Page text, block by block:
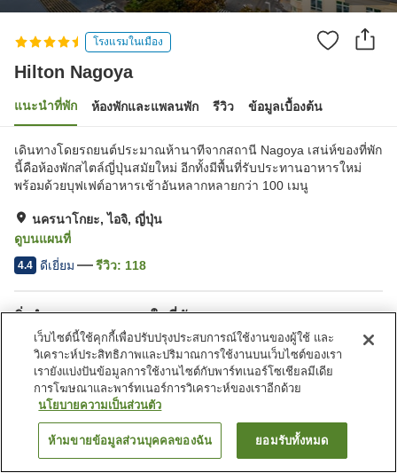
โรงแรมในเมือง
Hilton Nagoya
แนะนำที่พัก ห้องพักและแพลนพัก รีวิว ข้อมูลเบื้องต้น
เดินทางโดยรถยนต์ประมาณห้านาทีจากสถานี Nagoya เสน่ห์ของที่พัก
นี้คือห้องพักสไตล์ญี่ปุ่นสมัยใหม่ อีกทั้งมีพื้นที่รับประทานอาหารใหม่
พร้อมด้วยบุฟเฟต์อาหารเช้าอันหลากหลายกว่า 100 เมนู
นครนาโกยะ, ไอจิ, ญี่ปุ่น
ดูบนแผนที่
4.4 ดีเยี่ยม รีวิว: 118
สิ่งอำนวยความสะดวกในที่พัก
Wi-Fi
เดินห้านาทีถึงสถานี
ซาวน่า
ฟิตเนสยิม/ฟิตเนสคลับ
หน้าแรก ญี่ปุ่น ไอจิ
ค้นหาห้องพัก
เว็บไซต์นี้ใช้คุกกี้เพื่อปรับปรุงประสบการณ์ใช้งานของผู้ใช้ และ
วิเคราะห์ประสิทธิภาพและปริมาณการใช้งานบนเว็บไซต์ของเรา
เรายังแบ่งปันข้อมูลการใช้งานไซต์กับพาร์ทเนอร์โซเชียลมีเดีย
การโฆษณาและพาร์ทเนอร์การวิเคราะห์ของเราอีกด้วย
นโยบายความเป็นส่วนตัว
ห้ามขายข้อมูลส่วนบุคคลของฉัน ยอมรับทั้งหมด